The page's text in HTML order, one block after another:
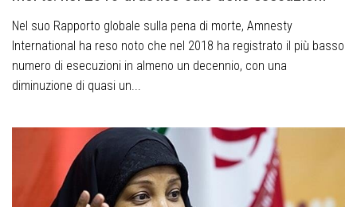
Nel suo Rapporto globale sulla pena di morte, Amnesty
International ha reso noto che nel 2018 ha registrato il più basso
numero di esecuzioni in almeno un decennio, con una
diminuzione di quasi un...